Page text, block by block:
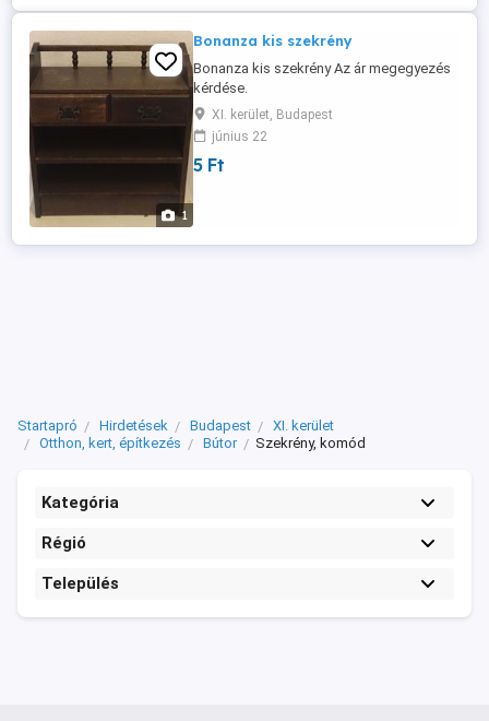
1
Bonanza kis szekrény
Bonanza kis szekrény Az ár megegyezés
kérdése.
XI. kerület, Budapest
június 22
5 Ft
Startapró Hirdetések Budapest
XI. kerület
Otthon, kert, építkezés
Bútor Szekrény, komód
Kategória
Régió
Település